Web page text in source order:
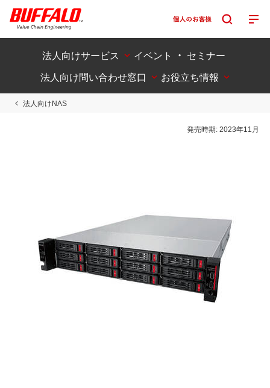
法人向けサービス
イベント ・ セミナー
法人向け問い合わせ窓口
お役立ち情報
法人向けNAS
発売時期:2023年11月